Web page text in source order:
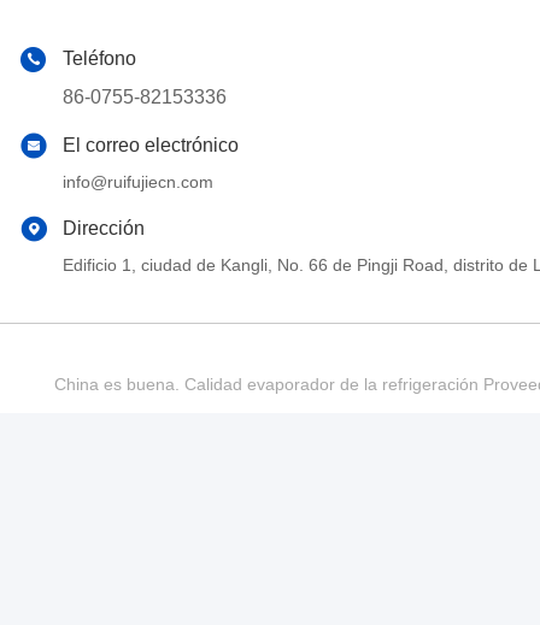
Teléfono
86-0755-82153336
El correo electrónico
info@ruifujiecn.com
Dirección
Edificio 1, ciudad de Kangli, No. 66 de Pingji Road, distrito
China es buena. Calidad evaporador de la refrigeración